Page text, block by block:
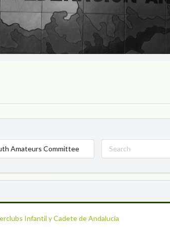
Amateurs Committee
Infantil y Cadete de Andalucía